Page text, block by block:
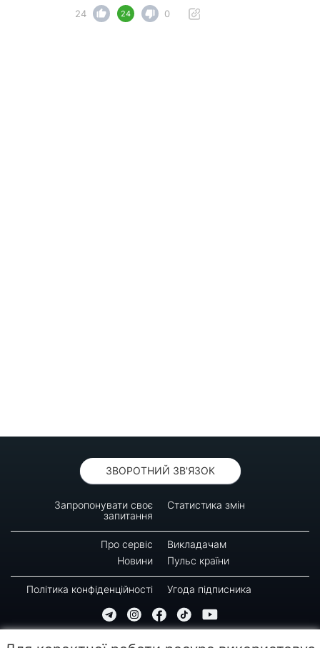
24
24 0
ЗВОРОТНИЙ ЗВ'ЯЗОК
Запропонувати своє
запитання
Статистика змін
Про сервіс
Викладачам
Новини
Пульс країни
Політика конфіденційності Угода підписника